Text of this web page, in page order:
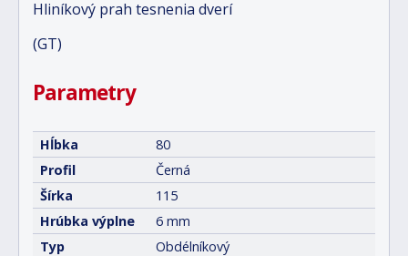
Hliníkový prah tesnenia dverí
(GT)
Parametry
Hĺbka
80
Profil
Černá
Šírka
115
Hrúbka výplne
6 mm
Typ
Obdélníkový